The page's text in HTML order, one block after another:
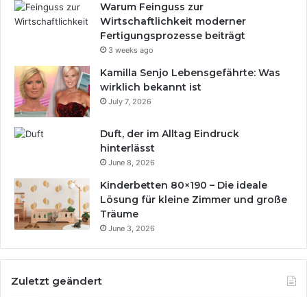
Warum Feinguss zur
Wirtschaftlichkeit moderner
Fertigungsprozesse beiträgt
3 weeks ago
Kamilla Senjo Lebensgefährte: Was
wirklich bekannt ist
July 7, 2026
Duft, der im Alltag Eindruck
hinterlässt
June 8, 2026
Kinderbetten 80×190 – Die ideale
Lösung für kleine Zimmer und große
Träume
June 3, 2026
Zuletzt geändert